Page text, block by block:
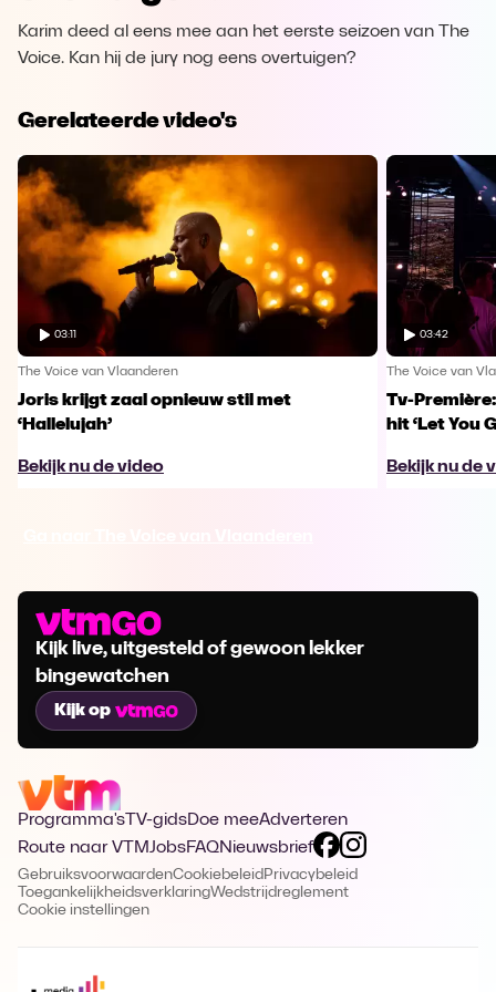
Karim deed al eens mee aan het eerste seizoen van The
Voice. Kan hij de jury nog eens overtuigen?
Gerelateerde video's
03:11
The Voice van Vlaanderen
Joris krijgt zaal opnieuw stil met
‘Hallelujah’
Bekijk nu de video
03:42
The Voice van
Tv-
hit ‘Let You
Bekijk nu de
Kijk live, uitgesteld of gewoon lekker
bingewatchen
Kijk op
Programma's TV-gidsDoe meeAdverteren
Route naar VTMJobsFAQNieuwsbrief
GebruiksvoorwaardenCookiebeleid Privacybeleid
ToegankelijkheidsverklaringWedstrijdreglement
Cookie instellingen